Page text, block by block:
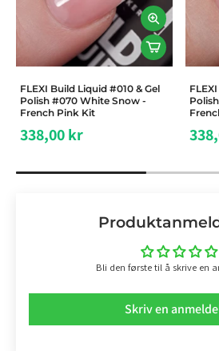
FLEXI Build Liquid #010 & Gel
Polish #070 White Snow -
French Pink Kit
338,00 kr
Bli den første til å skrive en
Skriv en